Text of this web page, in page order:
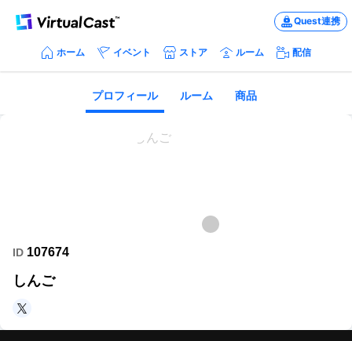
Quest連携
ホーム イベント ストア ルーム 配信
プロフィール ルーム 商品
ID 107674
しんご